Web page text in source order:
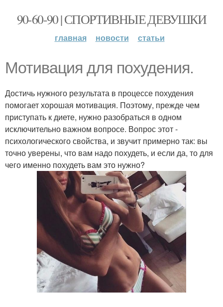
90-60-90 | СПОРТИВНЫЕ ДЕВУШКИ
главная новости статьи
Мотивация для похудения.
Достичь нужного результата в процессе похудения
помогает хорошая мотивация. Поэтому, прежде чем
приступать к диете, нужно разобраться в одном
исключительно важном вопросе. Вопрос этот -
психологического свойства, и звучит примерно так: вы
точно уверены, что вам надо похудеть, и если да, то для
чего именно похудеть вам это нужно?